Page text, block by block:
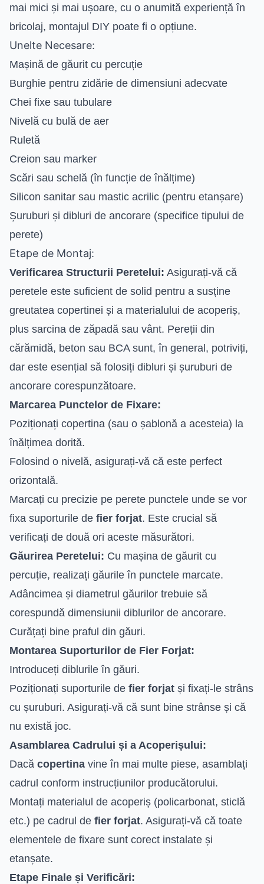
mai mici și mai ușoare, cu o anumită experiență în
bricolaj, montajul DIY poate fi o opțiune.
Unelte Necesare:
Mașină de găurit cu percuție
Burghie pentru zidărie de dimensiuni adecvate
Chei fixe sau tubulare
Nivelă cu bulă de aer
Ruletă
Creion sau marker
Scări sau schelă (în funcție de înălțime)
Silicon sanitar sau mastic acrilic (pentru etanșare)
Șuruburi și dibluri de ancorare (specifice tipului de
perete)
Etape de Montaj:
Verificarea Structurii Peretelui: Asigurați-vă că
peretele este suficient de solid pentru a susține
greutatea copertinei și a materialului de acoperiș,
plus sarcina de zăpadă sau vânt. Pereții din
cărămidă, beton sau BCA sunt, în general, potriviți,
dar este esențial să folosiți dibluri și șuruburi de
ancorare corespunzătoare.
Marcarea Punctelor de Fixare:
Poziționați copertina (sau o șablonă a acesteia) la
înălțimea dorită.
Folosind o nivelă, asigurați-vă că este perfect
orizontală.
Marcați cu precizie pe perete punctele unde se vor
fixa suporturile de fier forjat. Este crucial să
verificați de două ori aceste măsurători.
Găurirea Peretelui: Cu mașina de găurit cu
percuție, realizați găurile în punctele marcate.
Adâncimea și diametrul găurilor trebuie să
corespundă dimensiunii diblurilor de ancorare.
Curățați bine praful din găuri.
Montarea Suporturilor de Fier Forjat:
Introduceți diblurile în găuri.
Poziționați suporturile de fier forjat și fixați-le strâns
cu șuruburi. Asigurați-vă că sunt bine strânse și că
nu există joc.
Asamblarea Cadrului și a Acoperișului:
Dacă copertina vine în mai multe piese, asamblați
cadrul conform instrucțiunilor producătorului.
Montați materialul de acoperiș (policarbonat, sticlă
etc.) pe cadrul de fier forjat. Asigurați-vă că toate
elementele de fixare sunt corect instalate și
etanșate.
Etape Finale și Verificări: